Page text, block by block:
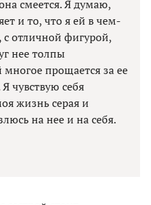
смеется. Я думаю,
и то, что я ей в чем-
с отличной фигурой,
нее толпы
прощается за ее
чувствую себя
жизнь серая и
на нее и на себя.